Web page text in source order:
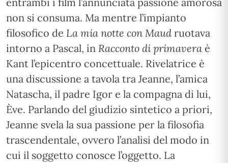
non si consuma. Ma mentre l’impianto
filosofico de La mia notte con Maud ruotava
intorno a Pascal, in Racconto di primavera è
Kant l’epicentro concettuale. Rivelatrice è
una discussione a tavola tra Jeanne, l’amica
Natascha, il padre Igor e la compagna di lui,
Ève. Parlando del giudizio sintetico a priori,
Jeanne svela la sua passione per la filosofia
trascendentale, ovvero l’analisi del modo in
cui il soggetto conosce l’oggetto. La